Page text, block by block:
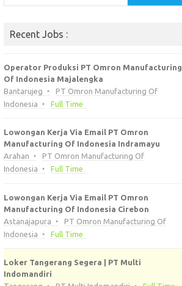
Recent Jobs :
Operator Produksi PT Omron Manufacturing
Of Indonesia Majalengka
Bantarujeg
PT Omron Manufacturing Of
Indonesia
Full Time
Lowongan Kerja Via Email PT Omron
Manufacturing Of Indonesia Indramayu
Arahan
PT Omron Manufacturing Of
Indonesia
Full Time
Lowongan Kerja Via Email PT Omron
Manufacturing Of Indonesia Cirebon
Astanajapura
PT Omron Manufacturing Of
Indonesia
Full Time
Loker Tangerang Segera | PT Multi
Indomandiri